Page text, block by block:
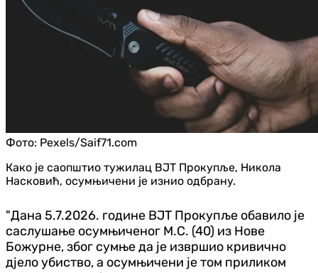
Фото: Pexels/Saif71.com
Како је саопштио тужилац ВЈТ Прокупље, Никола
Насковић, осумњичени је изнио одбрану.
"Дана 5.7.2026. године ВЈТ Прокупље обавило је
саслушање осумњиченог М.С. (40) из Нове
Божурне, због сумње да је извршио кривично
дјело убиство, а осумњичени је том приликом